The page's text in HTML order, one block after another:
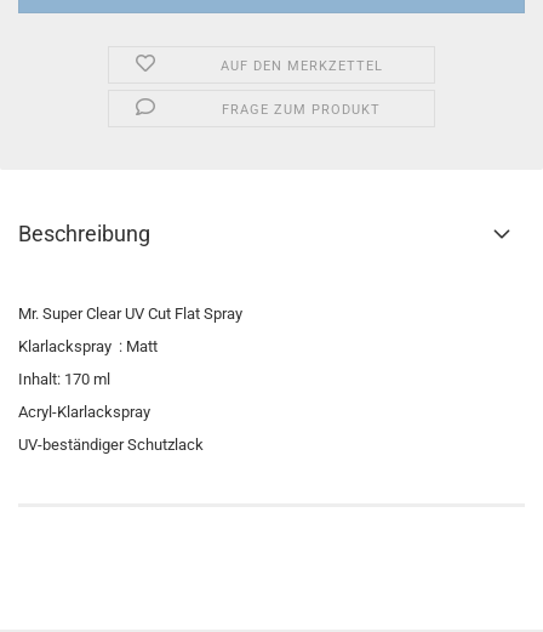
AUF DEN MERKZETTEL
FRAGE ZUM PRODUKT
Beschreibung
Mr. Super Clear UV Cut Flat Spray
Klarlackspray : Matt
Inhalt: 170 ml
Acryl-Klarlackspray
UV-beständiger Schutzlack